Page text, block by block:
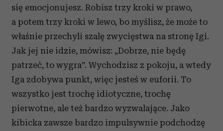
się emocjonujesz. Robisz trzy kroki w prawo,
a potem trzy kroki w lewo, bo myślisz, że może to
właśnie przechyli szalę zwycięstwa na stronę Igi.
Jak jej nie idzie, mówisz: „Dobrze, nie będę
patrzeć, to wygra”. Wychodzisz z pokoju, a wtedy
Iga zdobywa punkt, więc jesteś w euforii. To
wszystko jest trochę idiotyczne, trochę
pierwotne, ale też bardzo wyzwalające. Jako
kibicka zawsze bardzo impulsywnie podchodzę